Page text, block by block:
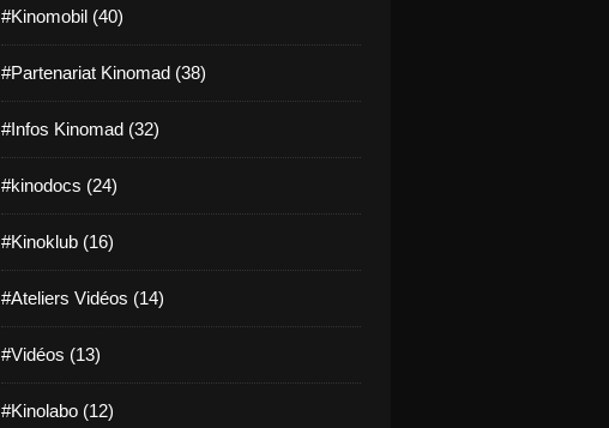
#Kinomobil (40)
#Partenariat Kinomad (38)
#Infos Kinomad (32)
#kinodocs (24)
#Kinoklub (16)
#Ateliers Vidéos (14)
#Vidéos (13)
#Kinolabo (12)